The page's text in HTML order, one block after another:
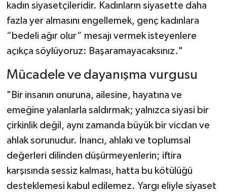
kadın siyasetçileridir. Kadınların siyasette daha
fazla yer almasını engellemek, genç kadınlara
“bedeli ağır olur” mesajı vermek isteyenlere
açıkça söylüyoruz: Başaramayacaksınız."
Mücadele ve dayanışma vurgusu
"Bir insanın onuruna, ailesine, hayatına ve
emeğine yalanlarla saldırmak; yalnızca siyasi bir
çirkinlik değil, aynı zamanda büyük bir vicdan ve
ahlak sorunudur. İnancı, ahlakı ve toplumsal
değerleri dilinden düşürmeyenlerin; iftira
karşısında sessiz kalması, hatta bu kötülüğü
desteklemesi kabul edilemez. Yargı eliyle siyaset